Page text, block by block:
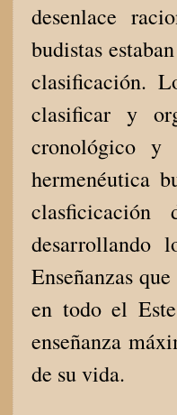
desenlace
budistas
clasificación.
clasificar y
cronológico
hermenéutica
desarrollando
Enseñanzas
en todo el
enseñanza
de su vida.